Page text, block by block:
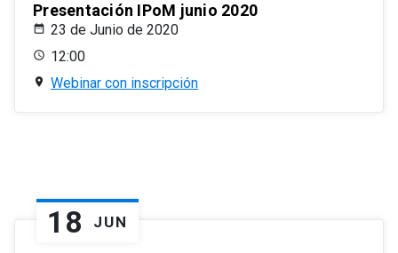
Presentación IPoM junio 2020
23 de Junio de 2020
12:00
Webinar con inscripción
18 JUN